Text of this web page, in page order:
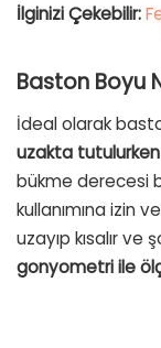
İlginizi Çekebilir:
Baston Boyu
İdeal olarak
uzakta
bükme derecesi
kullanımına izin
uzayıp kısalır ve
gonyometri ile